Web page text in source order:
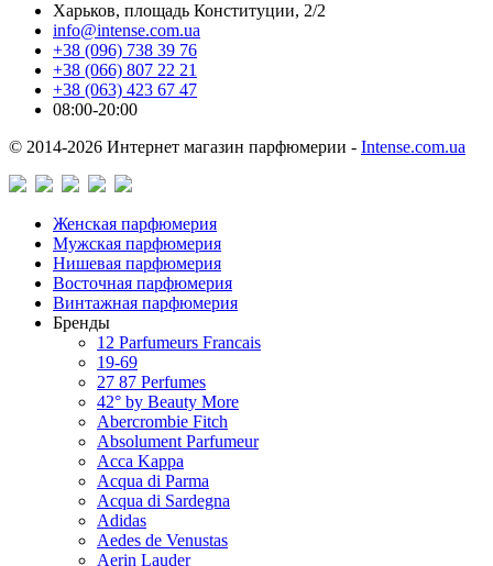
Харьков, площадь Конституции, 2/2
info@intense.com.ua
+38 (096) 738 39 76
+38 (066) 807 22 21
+38 (063) 423 67 47
08:00-20:00
© 2014-2026 Интернет магазин парфюмерии - Intense.com.ua
Женская парфюмерия
Мужская парфюмерия
Нишевая парфюмерия
Восточная парфюмерия
Винтажная парфюмерия
Бренды
12 Parfumeurs Francais
19-69
27 87 Perfumes
42° by Beauty More
Abercrombie Fitch
Absolument Parfumeur
Acca Kappa
Acqua di Parma
Acqua di Sardegna
Adidas
Aedes de Venustas
Aerin Lauder